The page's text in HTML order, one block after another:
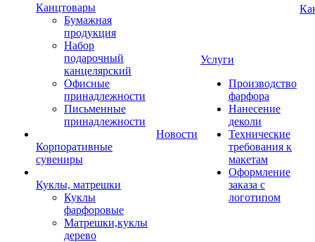
Канцтовары
Бумажная
продукция
Набор
подарочный
канцелярский
Офисные
принадлежности
Письменные
принадлежности
Корпоративные
сувениры
Куклы, матрешки
Куклы
фарфоровые
Матрешки,куклы
дерево
Новости
Услуги
Производство
фарфора
Нанесение
деколи
Технические
требования к
макетам
Оформление
заказа с
логотипом